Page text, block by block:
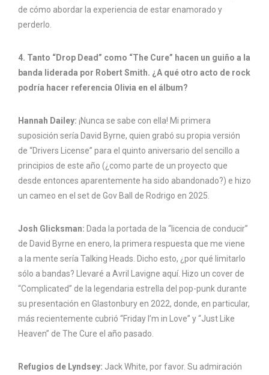
de cómo abordar la experiencia de estar enamorado y
perderlo.
4. Tanto “Drop Dead” como “The Cure” hacen un guiño a la
banda liderada por Robert Smith. ¿A qué otro acto de rock
podría hacer referencia Olivia en el álbum?
Hannah Dailey: ¡Nunca se sabe con ella! Mi primera
suposición sería David Byrne, quien grabó su propia versión
de “Drivers License” para el quinto aniversario del sencillo a
principios de este año (¿como parte de un proyecto que
desde entonces aparentemente ha sido abandonado?) e hizo
un cameo en el set de Gov Ball de Rodrigo en 2025.
Josh Glicksman: Dada la portada de la “licencia de conducir”
de David Byrne en enero, la primera respuesta que me viene
a la mente sería Talking Heads. Dicho esto, ¿por qué limitarlo
sólo a bandas? Llevaré a Avril Lavigne aquí. Hizo un cover de
“Complicated” de la legendaria estrella del pop-punk durante
su presentación en Glastonbury en 2022, donde, en particular,
más recientemente cubrió “Friday I’m in Love” y “Just Like
Heaven” de The Cure el año pasado.
Refugios de Lyndsey: Jack White, por favor. Su admiración